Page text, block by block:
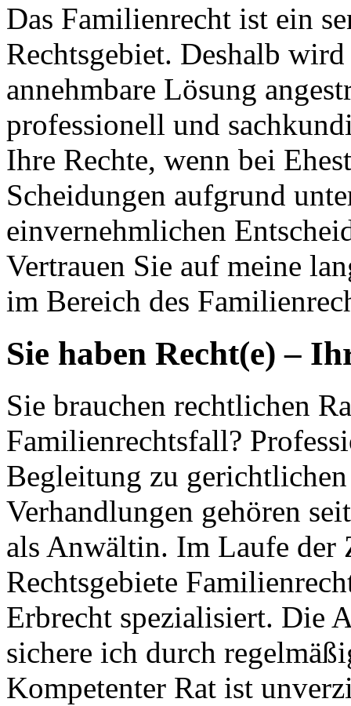
Das Familienrecht ist ein
Rechtsgebiet. Deshalb
annehmbare Lösung
professionell und
Ihre Rechte, wenn bei
Scheidungen aufgrund
einvernehmlichen
Vertrauen Sie auf meine
im Bereich des
Sie haben Recht(e) –
Sie brauchen rechtlichen
Familienrechtsfall?
Begleitung zu
Verhandlungen gehören
als Anwältin. Im Laufe der
Rechtsgebiete
Erbrecht spezialisiert. Die
sichere ich durch
Kompetenter Rat ist